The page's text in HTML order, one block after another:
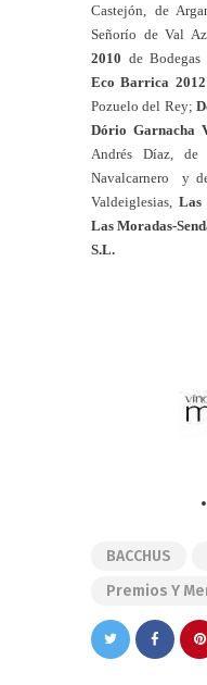
Castejón, de
Señorío de Val
2010 de
Eco Barrica 2012
Pozuelo del Rey;
Dório Garnacha
Andrés Díaz,
Navalcarnero y
Valdeiglesias,Las
Las Moradas-
S.L.
BACCHUS
Premios Y